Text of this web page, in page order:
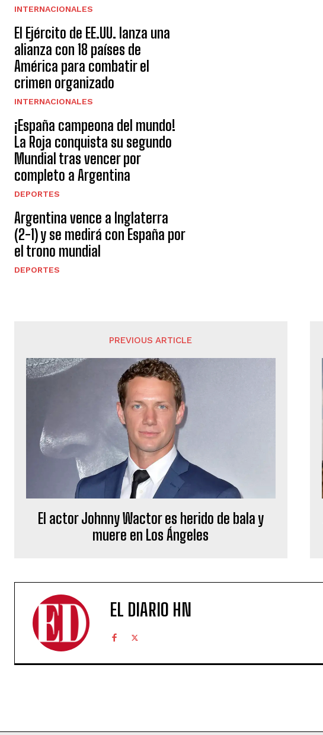
INTERNACIONALES
El Ejército de EE.UU. lanza una
alianza con 18 países de
América para combatir el
crimen organizado
INTERNACIONALES
¡España campeona del mundo!
La Roja conquista su segundo
Mundial tras vencer por
completo a Argentina
DEPORTES
Argentina vence a Inglaterra
(2-1) y se medirá con España por
el trono mundial
DEPORTES
PREVIOUS ARTICLE
El actor Johnny Wactor es herido de bala y
muere en Los Ángeles
EL DIARIO HN